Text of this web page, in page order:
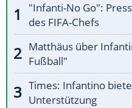
"Infanti-No Go":
des FIFA-Chefs
Matthäus über
Fußball"
Times: Infantino
Unterstützung